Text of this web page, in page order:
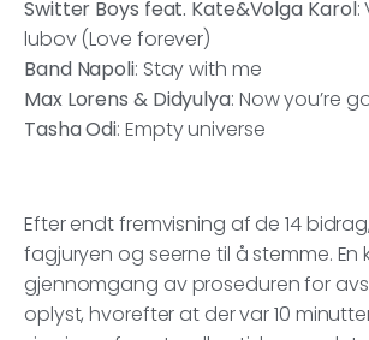
Switter Boys feat. Kate&Volga Karol:
lubov (Love forever)
Band Napoli: Stay with me
Max Lorens & Didyulya: Now you’re
Tasha Odi: Empty universe
Efter endt fremvisning af de 14
fagjuryen og seerne til å stemme. En
gjennomgang av proseduren for
oplyst, hvorefter at der var 10